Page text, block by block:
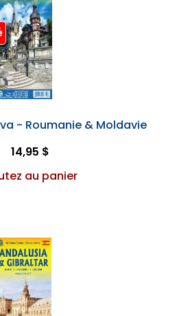
- Roumanie & Moldavie
14,95 $
au panier